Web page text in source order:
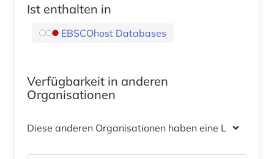
Ist enthalten in
EBSCOhost Databases
Verfügbarkeit in anderen
Organisationen
Diese anderen Organisationen haben eine Lizenz